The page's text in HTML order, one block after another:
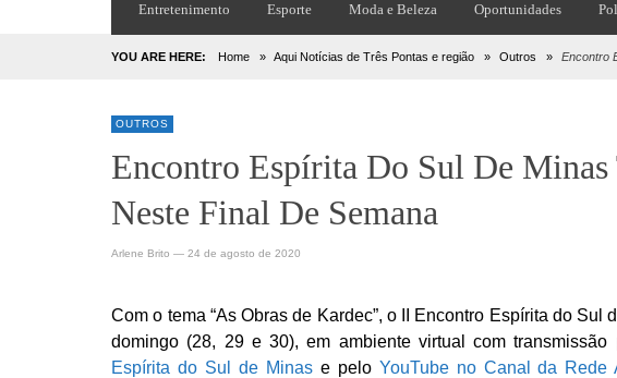
Entretenimento Esporte Moda e Beleza Oportunidades
YOU ARE HERE: Home » Aqui Notícias de Três Pontas e região » Outros » Encontro
OUTROS
Encontro Espírita Do Sul De
Neste Final De Semana
Arlene Brito — 24 de agosto de 2020
Com o tema “As Obras de Kardec”, o II Encontro Espírita do
domingo (28, 29 e 30), em ambiente virtual com transmissão
Espírita do Sul de Minase pelo YouTube no Canal da Rede